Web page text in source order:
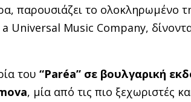
παρουσιάζει το ολοκληρωμένο
Universal Music Company,
του “Paréa” σε βουλγαρική
, μία από τις πιο ξεχωριστές